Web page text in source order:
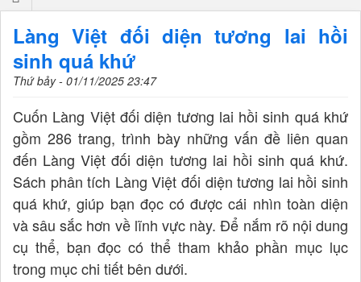
Làng Việt đối diện tương lai hồi
sinh quá khứ
Thứ bảy - 01/11/2025 23:47
Cuốn Làng Việt đối diện tương lai hồi sinh quá khứ
gồm 286 trang, trình bày những vấn đề liên quan
đến Làng Việt đối diện tương lai hồi sinh quá khứ.
Sách phân tích Làng Việt đối diện tương lai hồi sinh
quá khứ, giúp bạn đọc có được cái nhìn toàn diện
và sâu sắc hơn về lĩnh vực này. Để nắm rõ nội dung
cụ thể, bạn đọc có thể tham khảo phần mục lục
trong mục chi tiết bên dưới.